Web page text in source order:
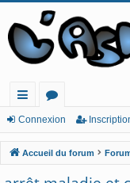
ac
co
ur
or
u
m
Connexion
Accueil du forum